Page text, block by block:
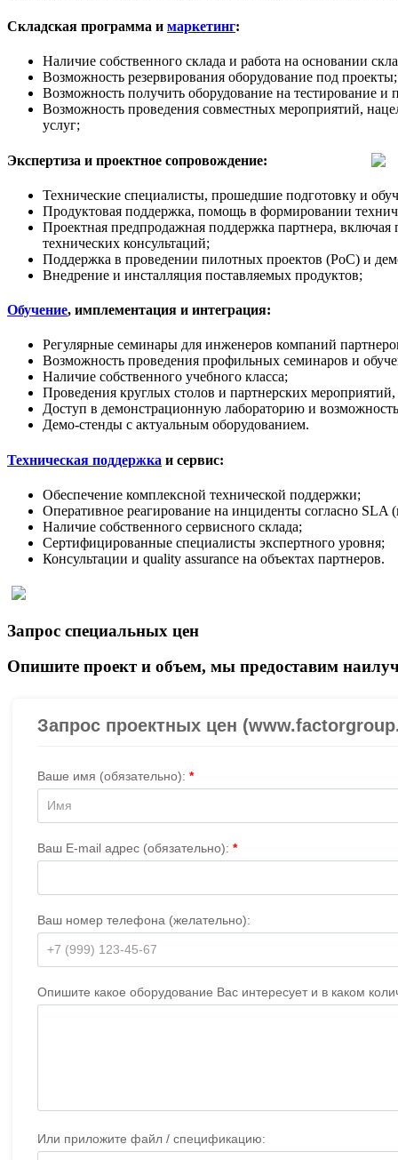
Складская программа и маркетинг:
Наличие собственного склада и работа на основании
Возможность резервирования оборудование под проекты;
Возможность получить оборудование на тестирование и
Возможность проведения совместных мероприятий,
услуг;
Экспертиза и проектное сопровождение:
Технические специалисты, прошедшие подготовку и
Продуктовая поддержка, помощь в формировании
Проектная предпродажная поддержка партнера, включая
технических консультаций;
Поддержка в проведении пилотных проектов (PoC) и
Внедрение и инсталляция поставляемых продуктов;
Обучение, имплементация и интеграция:
Регулярные семинары для инженеров компаний
Возможность проведения профильных семинаров и
Наличие собственного учебного класса;
Проведения круглых столов и партнерских
Доступ в демонстрационную лабораторию и
Демо-стенды с актуальным оборудованием.
Техническая поддержка и сервис:
Обеспечение комплексной технической поддержки;
Оперативное реагирование на инциденты согласно SLA
Наличие собственного сервисного склада;
Сертифицированные специалисты экспертного уровня;
Консультации и quality assurance на объектах партнеров.
Запрос специальных цен
Опишите проект и объем, мы предоставим